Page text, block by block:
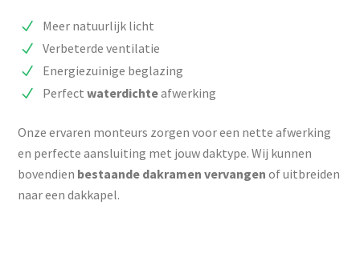
Meer natuurlijk licht
Verbeterde ventilatie
Energiezuinige beglazing
Perfectwaterdichteafwerking
Onze ervaren monteurs zorgen voor een nette afwerking
en perfecte aansluiting met jouw daktype. Wij kunnen
bovendien bestaande dakramen vervangen of uitbreiden
naar een dakkapel.